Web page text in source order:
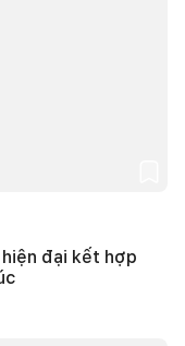
đại kết hợp